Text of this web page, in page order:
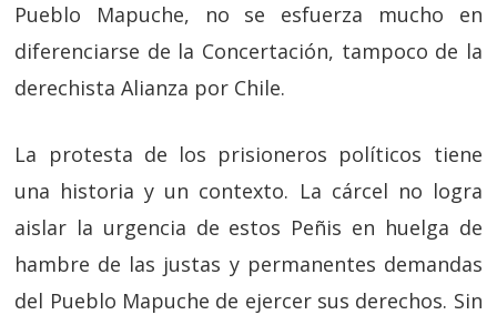
Pueblo Mapuche, no se esfuerza mucho en
diferenciarse de la Concertación, tampoco de la
derechista Alianza por Chile.
La protesta de los prisioneros políticos tiene
una historia y un contexto. La cárcel no logra
aislar la urgencia de estos Peñis en huelga de
hambre de las justas y permanentes demandas
del Pueblo Mapuche de ejercer sus derechos. Sin